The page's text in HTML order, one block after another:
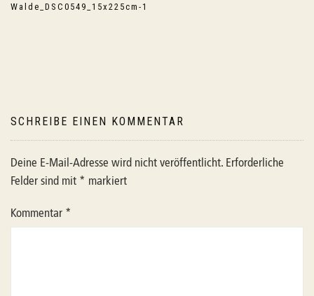
Walde_DSC0549_15x225cm-1
SCHREIBE EINEN KOMMENTAR
Deine E-Mail-Adresse wird nicht veröffentlicht. Erforderliche
Felder sind mit * markiert
Kommentar *